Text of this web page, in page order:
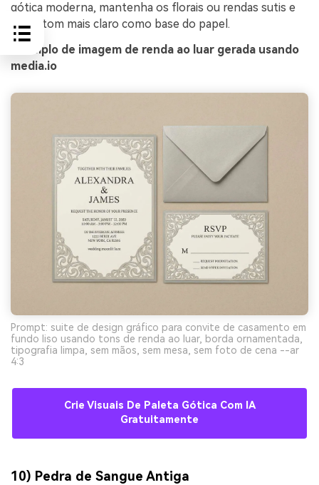
gótica moderna, mantenha os florais ou rendas sutis e
use o tom mais claro como base do papel.
Exemplo de imagem de renda ao luar gerada usando
media.io
Prompt: suite de design gráfico para convite de casamento em
fundo liso usando tons de renda ao luar, borda ornamentada,
tipografia limpa, sem mãos, sem mesa, sem foto de cena --ar
4:3
Crie Visuais De Paleta Gótica Com IA
Gratuitamente
10) Pedra de Sangue Antiga